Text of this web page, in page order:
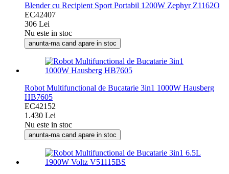
Blender cu Recipient Sport Portabil 1200W Zephyr Z1162O
EC42407
306 Lei
Nu este in stoc
anunta-ma cand apare in stoc
Robot Multifunctional de Bucatarie 3in1 1000W Hausberg
HB7605
EC42152
1.430 Lei
Nu este in stoc
anunta-ma cand apare in stoc